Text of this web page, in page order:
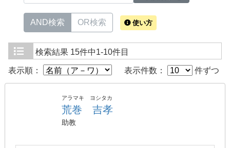
AND検索 OR検索 使い方
検索結果 15件中1-10件目
表示順： 表示件数： 件ずつ
アラマキ ヨシタカ
荒巻 吉孝
助教